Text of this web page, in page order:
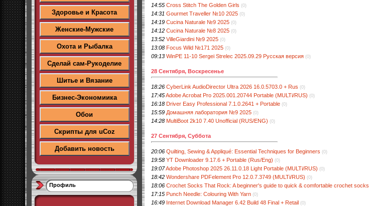
Здоровье и Красота
Женские-Мужские
Охота и Рыбалка
Сделай сам-Рукоделие
Шитье и Вязание
Бизнес-Экономиика
Обои
Скрипты для uCoz
Добавить новость
Профиль
14:55 Cross Stitch The Golden Girls (0)
14:31 Gourmet Traveller №10 2025 (0)
14:19 Cucina Naturale №9 2025 (0)
14:12 Cucina Naturale №8 2025 (0)
13:52 VilleGiardini №9 2025 (0)
13:08 Focus Wild №171 2025 (0)
09:13 WinPE 11-10 Sergei Strelec 2025.09.29 Русская версия (0)
28 Сентября, Воскресенье
18:26 CyberLink AudioDirector Ultra 2026 16.0.5703.0 + Rus (0)
17:45Adobe Acrobat Pro 2025.001.20744 Portable (MULTi/RUS) (0)
16:18 Driver Easy Professional 7.1.0.2641 + Portable (0)
15:59 Домашняя лаборатория №9 2025 (0)
14:28 MultiBoot 2k10 7.40 Unofficial (RUS/ENG) (0)
27 Сентября, Суббота
20:06 Quilting, Sewing & Appliqué: Essential Techniques for Beginners (0)
19:58 YT Downloader 9.17.6 + Portable (Rus/Eng) (0)
19:07Adobe Photoshop 2025 26.11.0.18 Light Portable (MULTi/RUS) (0)
18:42 Wondershare PDFelement Pro 12.0.7.3749 (MULTi/RUS) (0)
18:06 Crochet Socks That Rock: A beginner's guide to quick & comfortable crochet socks
17:15 Punch Needle: Colouring With Yarn (0)
16:49 Internet Download Manager 6.42 Build 48 Final + Retail (0)